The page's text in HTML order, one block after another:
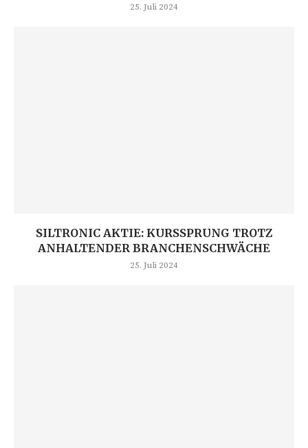
25. Juli 2024
SILTRONIC AKTIE: KURSSPRUNG TROTZ
ANHALTENDER BRANCHENSCHWÄCHE
25. Juli 2024